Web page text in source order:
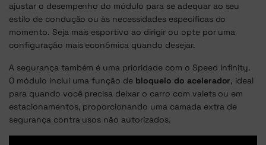
ajustar o desempenho do módulo para se adequar ao seu
estilo de condução ou às necessidades específicas do
momento. Seja mais esportivo ao dirigir ou opte por uma
configuração mais econômica quando desejar.
A segurança também é uma prioridade com o Speed Infinity.
O módulo inclui uma função de bloqueio do acelerador, ideal
para quando você precisa deixar o carro com valets ou em
estacionamentos, proporcionando uma camada extra de
segurança contra usos não autorizados.